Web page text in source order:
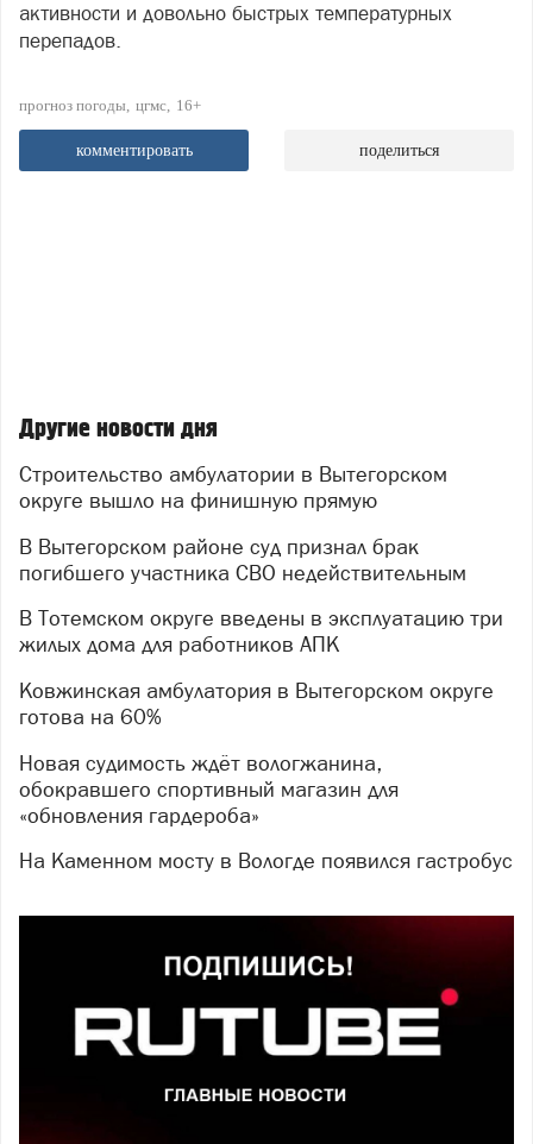
активности и довольно быстрых температурных
перепадов.
прогноз погоды цгмс 16+
комментировать поделиться
Другие новости дня
Строительство амбулатории в Вытегорском
округе вышло на финишную прямую
В Вытегорском районе суд признал брак
погибшего участника СВО недействительным
В Тотемском округе введены в эксплуатацию три
жилых дома для работников АПК
Ковжинская амбулатория в Вытегорском округе
готова на 60%
Новая судимость ждёт вологжанина,
обокравшего спортивный магазин для
«обновления гардероба»
На Каменном мосту в Вологде появился гастробус